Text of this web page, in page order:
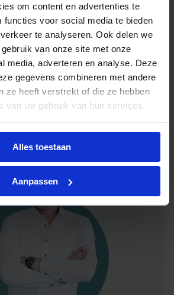
om content en advertenties te
functies voor social media te bieden
te analyseren. Ook delen we
van onze site met onze
media, adverteren en analyse. Deze
gegevens combineren met andere
ze heeft verstrekt of die ze hebben
van uw gebruik van hun services.
Alles toestaan
Aanpassen
of ben je op zoek naar
oplossing? Onze lichtexperts
met professioneel lichtadvies
de juiste licht oplossing. Aarzel
met ons op te nemen.